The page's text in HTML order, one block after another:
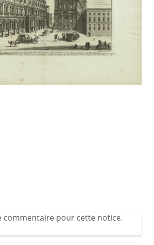
commentaire pour cette notice.